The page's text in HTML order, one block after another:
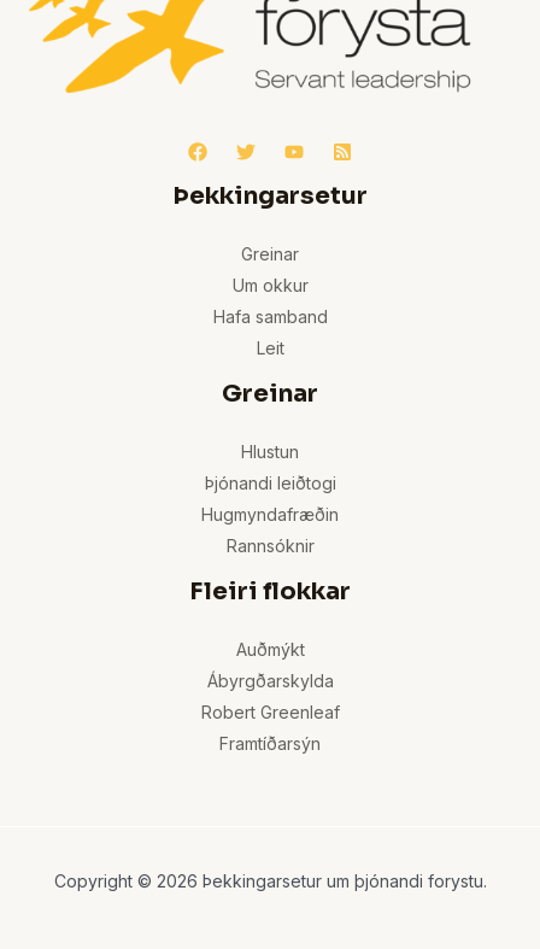
Þekkingarsetur
Greinar
Um okkur
Hafa samband
Leit
Greinar
Hlustun
Þjónandi leiðtogi
Hugmyndafræðin
Rannsóknir
Fleiri flokkar
Auðmýkt
Ábyrgðarskylda
Robert Greenleaf
Framtíðarsýn
Copyright © 2026 Þekkingarsetur um þjónandi forystu.